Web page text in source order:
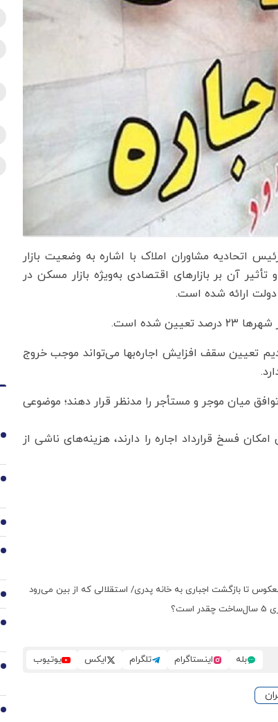
اتحادیه مشاوران املاک با اشاره به وضعیت بازار
آن بر بازارهای اقتصادی به‌ویژه بازار مسکن در
دولت ارائه شده است.
تعیین سقف افزایش اجاره‌بها می‌تواند موجب خروج
میان موجر و مستأجر را مدنظر قرار دهند؛ موضوعی
فسخ قرارداد اجاره را دارند، هزینه‌های ناشی از
تا بازگشت اجباری به خانه پدری/ استقلالی که از بین می‌رود
بله اینستاگرام تلگرام ایکس یوتیوب
1
2
3
4
5
6
7
8